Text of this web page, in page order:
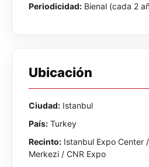
Periodicidad: Bienal (cada 2
Ubicación
Ciudad: Istanbul
País: Turkey
Recinto: Istanbul Expo Center
Merkezi / CNR Expo